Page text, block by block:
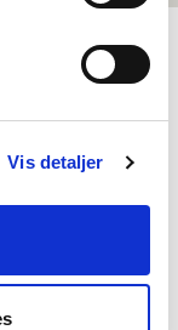
Vis detaljer